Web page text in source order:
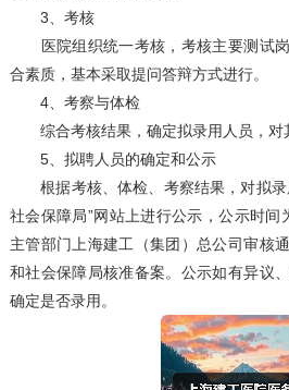
3、考核
医院组织统一考核，考核主要测试岗
合素质，基本采取提问答辩方式进行。
4、考察与体检
综合考核结果，确定拟录用人员，对
5、拟聘人员的确定和公示
根据考核、体检、考察结果，对拟录
社会保障局”网站上进行公示，公示时间
主管部门上海建工（集团）总公司审核
和社会保障局核准备案。公示如有异议
确定是否录用。